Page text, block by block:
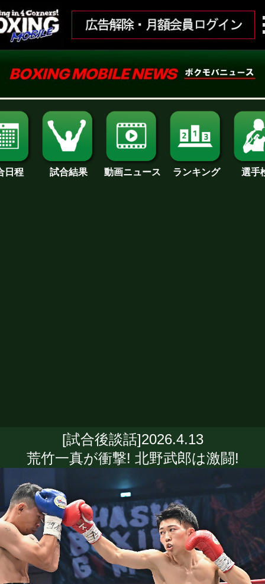
日程 試合結果 動画ニュース ランキング 選手
[試合後談話]2026.4.13
荒竹一真が衝撃! 北野武郎は激闘!